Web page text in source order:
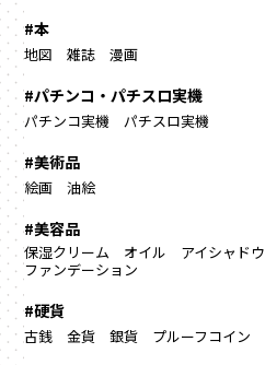
#本
地図 雑誌 漫画
#パチンコ・パチスロ実機
パチンコ実機 パチスロ実機
#美術品
絵画 油絵
#美容品
保湿クリーム オイル アイシャドウ
ファンデーション
#硬貨
古銭 金貨 銀貨 プルーフコイン